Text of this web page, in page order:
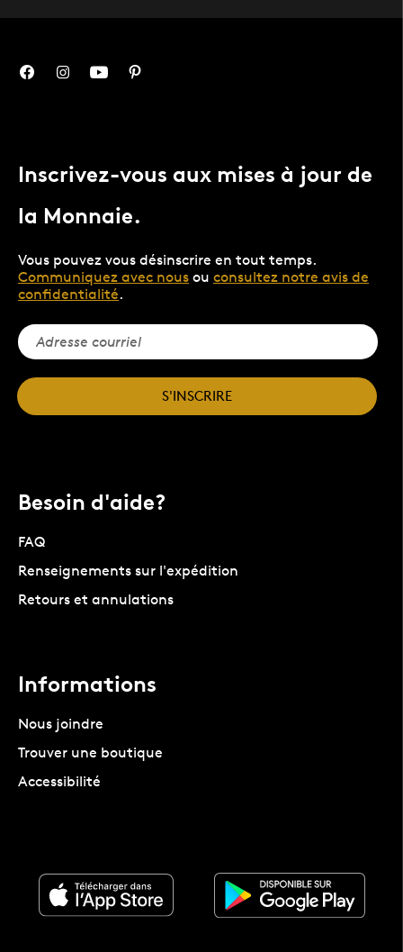
Inscrivez-vous aux mises à jour de
la Monnaie.
Vous pouvez vous désinscrire en tout temps.
Communiquez avec nous ou consultez notre avis de
confidentialité.
S'INSCRIRE
Besoin d'aide?
FAQ
Renseignements sur l'expédition
Retours et annulations
Informations
Nous joindre
Trouver une boutique
Accessibilité